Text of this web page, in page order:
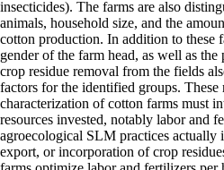
insecticides). The farms are also
animals, household size, and the
cotton production. In addition to these
gender of the farm head, as well as
crop residue removal from the fields
factors for the identified groups. These
characterization of cotton farms must
resources invested, notably labor and
agroecological SLM practices actually
export, or incorporation of crop